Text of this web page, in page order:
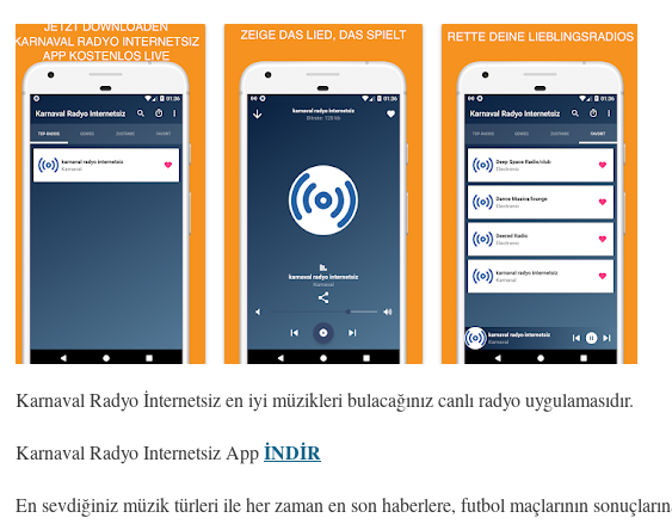
Karnaval Radyo İnternetsiz en iyi müzikleri bulacağınız canlı radyo uygulamasıdır.
Karnaval Radyo Internetsiz AppİNDİR
En sevdiğiniz müzik türleri ile her zaman en son haberlere, futbol maçlarının